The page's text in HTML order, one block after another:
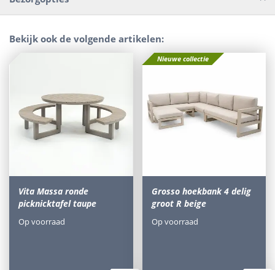
Bekijk ook de volgende artikelen:
Vita Massa ronde
picknicktafel taupe
Op voorraad
Nieuwe collectie
Grosso hoekbank 4 delig
groot R beige
Op voorraad